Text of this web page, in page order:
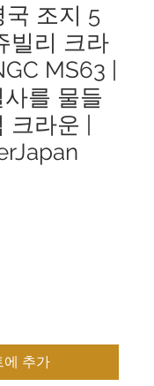
국 조지 5
빌리 크라
MS63 |
를 물들
라운 |
에 추가